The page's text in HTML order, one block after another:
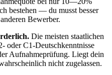
bestehen — du musst besser
Bewerber.
Die meisten staatlichen
oder C1-Deutschkenntnisse
Aufnahmeprüfung. Liegt dein
nicht zugelassen.